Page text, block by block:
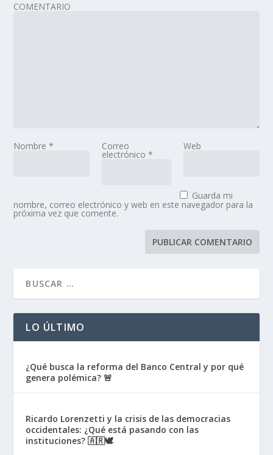
COMENTARIO
Nombre* Correo
electrónico *
Web
Guarda mi
nombre, correo electrónico y web en este navegador para la
próxima vez que comente.
LO ÚLTIMO
¿Qué busca la reforma del Banco Central y por qué
genera polémica? 🚨
Ricardo Lorenzetti y la crisis de las democracias
occidentales: ¿Qué está pasando con las
instituciones? 🇦🇷🕊️